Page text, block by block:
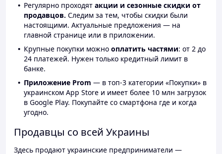
Регулярно проходят акции и сезонные скидки от
продавцов. Следим за тем, чтобы скидки были
настоящими. Актуальные предложения — на
главной странице или в приложении.
Крупные покупки можно оплатить частями: от 2 до
24 платежей. Нужен только кредитный лимит в
банке.
Приложение Prom — в топ-3 категории «Покупки» в
украинском App Store и имеет более 10 млн загрузок
в Google Play. Покупайте со смартфона где и когда
угодно.
Продавцы со всей Украины
Здесь продают украинские предприниматели —